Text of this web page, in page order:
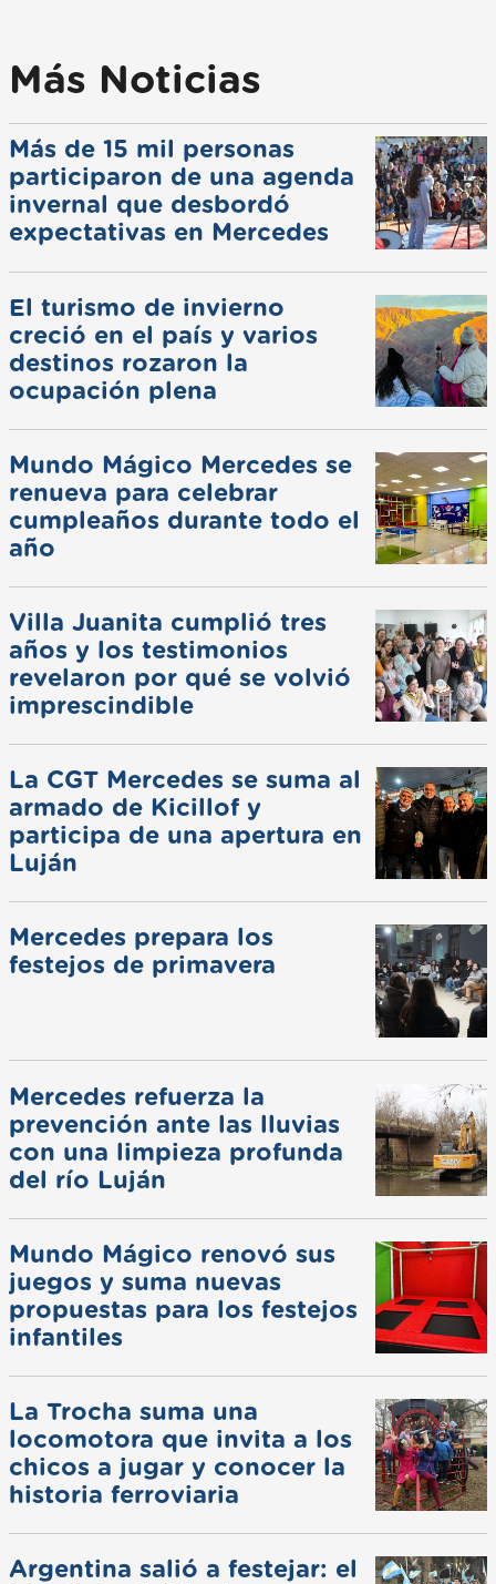
Más Noticias
Más de 15 mil personas
participaron de una agenda
invernal que desbordó
expectativas en Mercedes
El turismo de invierno
creció en el país y varios
destinos rozaron la
ocupación plena
Mundo Mágico Mercedes se
renueva para celebrar
cumpleaños durante todo el
año
Villa Juanita cumplió tres
años y los testimonios
revelaron por qué se volvió
imprescindible
La CGT Mercedes se suma al
armado de Kicillof y
participa de una apertura en
Luján
Mercedes prepara los
festejos de primavera
Mercedes refuerza la
prevención ante las lluvias
con una limpieza profunda
del río Luján
Mundo Mágico renovó sus
juegos y suma nuevas
propuestas para los festejos
infantiles
La Trocha suma una
locomotora que invita a los
chicos a jugar y conocer la
historia ferroviaria
Argentina salió a festejar: el